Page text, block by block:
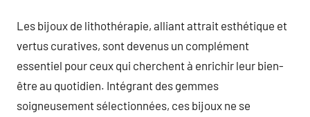
Les bijoux de lithothérapie, alliant attrait esthétique et
vertus curatives, sont devenus un complément
essentiel pour ceux qui cherchent à enrichir leur bien-
être au quotidien. Intégrant des gemmes
soigneusement sélectionnées, ces bijoux ne se